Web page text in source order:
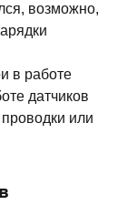
возможно,
в работе
датчиков
или